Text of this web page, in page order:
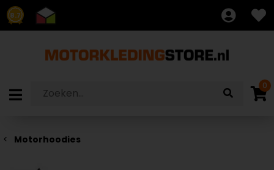
8.7
0
Motorhoodies